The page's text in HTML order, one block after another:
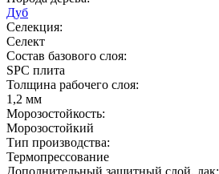
Дуб
Селекция:
Селект
Состав базового слоя:
SPC плита
Толщина рабочего слоя:
1,2 мм
Морозостойкость:
Морозостойкий
Тип производства:
Термопрессование